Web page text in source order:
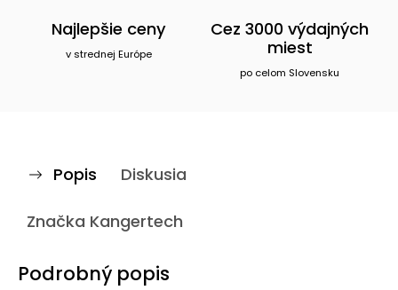
Najlepšie ceny
v strednej Európe
Cez 3000 výdajných
miest
po celom Slovensku
Popis Diskusia
Značka Kangertech
Podrobný popis